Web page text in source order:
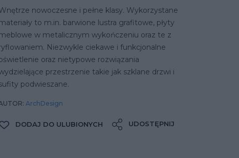
nowoczesne i pełne klasy. Wykorzystane
to m.in. barwione lustra grafitowe, płyty
w metalicznym wykończeniu oraz te z
Niezwykle ciekawe i funkcjonalne
oraz nietypowe rozwiązania
przestrzenie takie jak szklane drzwi i
podwieszane.
ArchDesign
DODAJ DO ULUBIONYCH UDOSTĘPNIJ